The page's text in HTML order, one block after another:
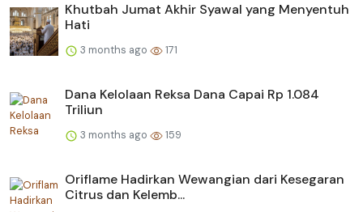
Khutbah Jumat Akhir Syawal yang Menyentuh
Hati
3 months ago 171
Dana Kelolaan Reksa Dana Capai Rp 1.084
Triliun
3 months ago 159
Oriflame Hadirkan Wewangian dari Kesegaran
Citrus dan Kelemb...